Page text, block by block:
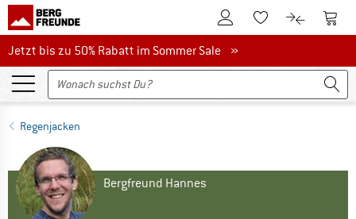
Zum KundenkontoZum Merkzettel.
Zum Zum
Jetzt bis zu 50% Rabatt im Sommer Sale
Jetzt bis zu 50% Rabatt im Sommer Sale »
Regenjacken
Bergfreund Hannes